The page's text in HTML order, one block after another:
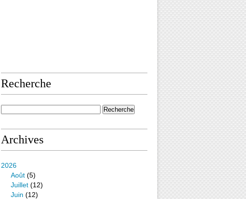
Recherche
Archives
2026
Août (5)
Juillet (12)
Juin (12)